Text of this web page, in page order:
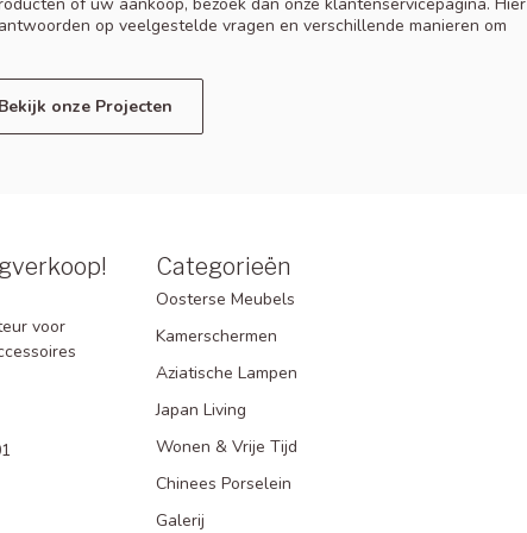
op veelgestelde vragen en verschillende manieren om
Bekijk onze Projecten
voor
Categorieën
Oosterse Meubels
Kamerschermen
Aziatische Lampen
Japan Living
Wonen & Vrije Tijd
Chinees Porselein
Galerij